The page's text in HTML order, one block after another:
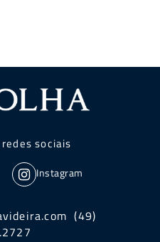
sociais
Instagram
(49)